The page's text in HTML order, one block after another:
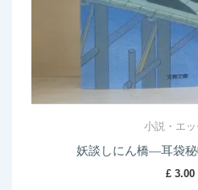
小説・エッ
妖談しにん橋―耳袋
£ 3.00